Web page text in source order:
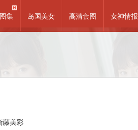
集 岛国美女 高清套图 女神情报
藤美彩